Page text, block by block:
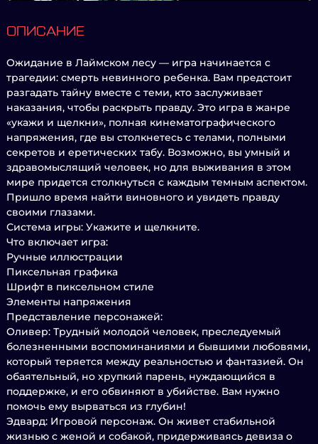
ОПИСАНИЕ
Ожидание в Лаймском лесу — игра начинается с
трагедии: смерть невинного ребенка. Вам предстоит
разгадать тайну вместе с теми, кто заслуживает
наказания, чтобы раскрыть правду. Это игра в жанре
«укажи и щелкни», полная кинематографического
напряжения, где вы столкнетесь с телами, полными
секретов и еретических табу. Возможно, вы умный и
здравомыслящий человек, но для выживания в этом
мире придется столкнуться с каждым темным аспектом.
Пришло время найти виновного и увидеть правду
своими глазами.
Система игры: Укажите и щелкните.
Что включает игра:
Ручные иллюстрации
Пиксельная графика
Шрифт в пиксельном стиле
Элементы напряжения
Представление персонажей:
Оливер: Трудный молодой человек, преследуемый
болезненными воспоминаниями и бывшими любовями,
который теряется между реальностью и фантазией. Он
обаятельный, но хрупкий парень, нуждающийся в
поддержке, и его обвиняют в убийстве. Вам нужно
помочь ему вырваться из глубин!
Эдвард: Игровой персонаж. Он живет стабильной
жизнью с женой и собакой, придерживаясь девиза о